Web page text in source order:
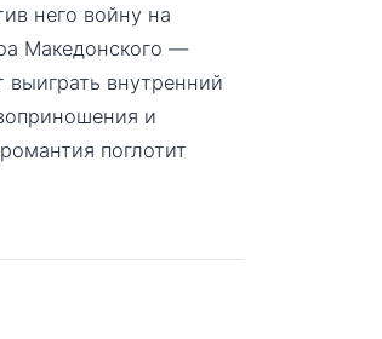
него войну на
Македонского —
выиграть внутренний
и
поглотит